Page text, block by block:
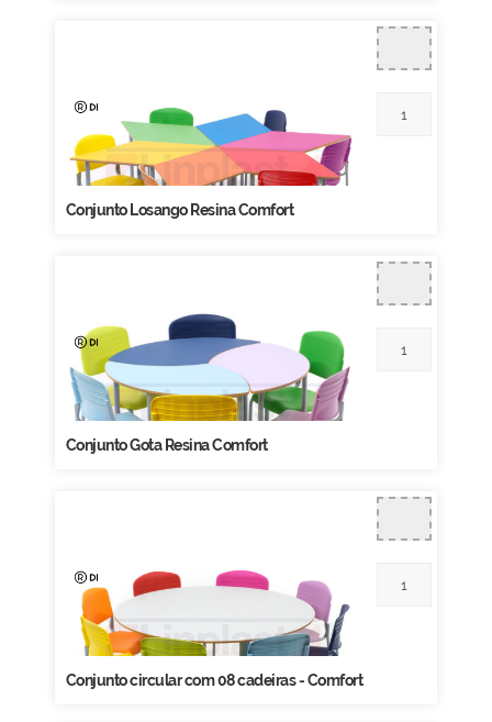
Conjunto Losango Resina Comfort
Conjunto Gota Resina Comfort
Conjunto circular com 08 cadeiras - Comfort